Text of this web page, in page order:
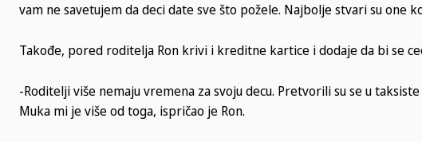
vam ne savetujem da deci date sve što požele. Najbolje stvari su one
Takođe, pored roditelja Ron krivi i kreditne kartice i dodaje da bi se
-Roditelji više nemaju vremena za svoju decu. Pretvorili su se u
Muka mi je više od toga, ispričao je Ron.